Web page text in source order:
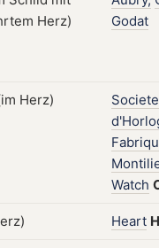
Godat
Societe
Watch
Heart